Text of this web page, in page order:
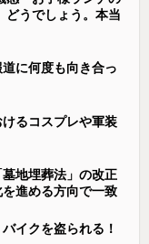
どうでしょう。本当
に何度も向き合っ
けるコスプレや軍装
墓地埋葬法」の改正
進める方向で一致
イクを盗られる！